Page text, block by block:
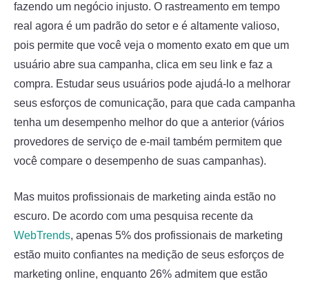
fazendo um negócio injusto. O rastreamento em tempo
real agora é um padrão do setor e é altamente valioso,
pois permite que você veja o momento exato em que um
usuário abre sua campanha, clica em seu link e faz a
compra. Estudar seus usuários pode ajudá-lo a melhorar
seus esforços de comunicação, para que cada campanha
tenha um desempenho melhor do que a anterior (vários
provedores de serviço de e-mail também permitem que
você compare o desempenho de suas campanhas).
Mas muitos profissionais de marketing ainda estão no
escuro. De acordo com uma pesquisa recente da
WebTrends, apenas 5% dos profissionais de marketing
estão muito confiantes na medição de seus esforços de
marketing online, enquanto 26% admitem que estão